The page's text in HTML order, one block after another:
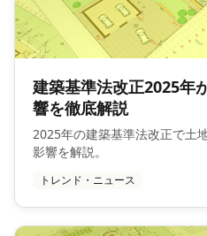
建築基準法改正2025年
響を徹底解説
2025年の建築基準法改正で土
影響を解説。
トレンド・ニュース